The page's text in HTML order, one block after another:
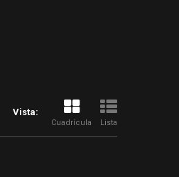
Vista:
Cuadrícula Lista